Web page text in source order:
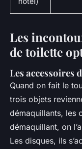
Les
de toilette
Les accessoires
Quand on fait le
trois objets
démaquillants, les
démaquillant, on
Les disques, ils